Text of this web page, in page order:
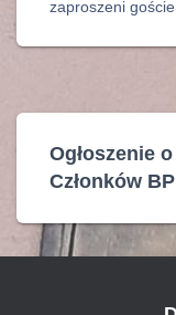
zaproszeni
Ogłoszenie
Członków